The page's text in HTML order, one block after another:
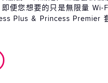
便您想要的只是無限量 Wi-
Plus & Princess Premier